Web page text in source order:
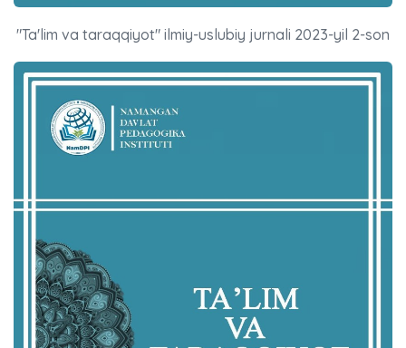
"Ta'lim va taraqqiyot" ilmiy-uslubiy jurnali 2023-yil 2-son